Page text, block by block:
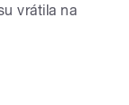
vrátila na